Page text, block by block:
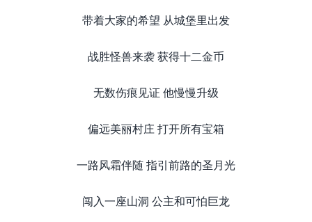
带着大家的希望 从城堡里出发
战胜怪兽来袭 获得十二金币
无数伤痕见证 他慢慢升级
偏远美丽村庄 打开所有宝箱
一路风霜伴随 指引前路的圣月光
闯入一座山洞 公主和可怕巨龙